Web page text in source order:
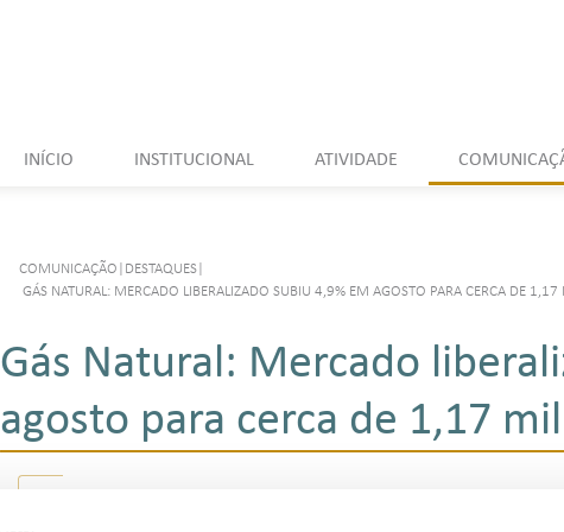
INÍCIO INSTITUCIONAL ATIVIDADE
COMUNICAÇÃO DESTAQUES
GÁS NATURAL: MERCADO LIBERALIZADO SUBIU 4,9% EM AGOSTO PARA CERCA DE 1,17
Gás Natural: Mercado
agosto para cerca de 1,17